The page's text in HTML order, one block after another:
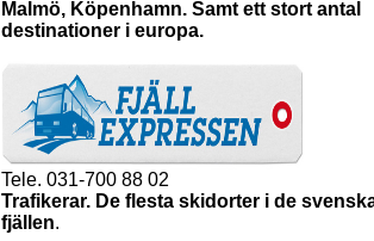
Malmö, Köpenhamn. Samt ett stort antal
destinationer i europa.
Tele. 031-700 88 02
Trafikerar. De flesta skidorter i de
fjällen.